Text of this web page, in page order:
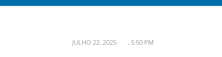
JULHO 22, 2025 , 5:50 PM